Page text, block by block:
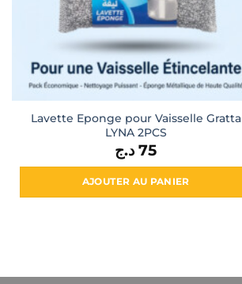
Lavette Eponge pour Vaisselle Gratta
LYNA 2PCS
75 د.ج
AJOUTER AU PANIER